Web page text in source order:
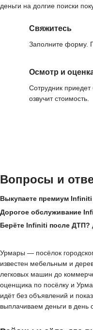
деньги на долгие поиски
Свяжитесь
Заполните форму.
Осмотр и
Сотрудник приедет
озвучит стоимость.
Вопросы и
Выкупаете премиум Infiniti
Дорогое обслуживание
Берёте Infiniti после ДТП?
Урмары — посёлок
известен мебельным и
легковых машин до
оценщика по посёлку и
идёт без объявлений и
выплачиваем деньги в день